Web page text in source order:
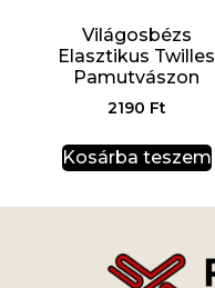
Világosbézs
Elasztikus Twilles
Pamutvászon
2190 Ft
Kosárba teszem